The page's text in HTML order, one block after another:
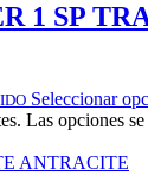
1 SP
Seleccionar
Las opciones